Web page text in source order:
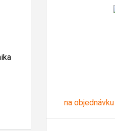
na objednávku